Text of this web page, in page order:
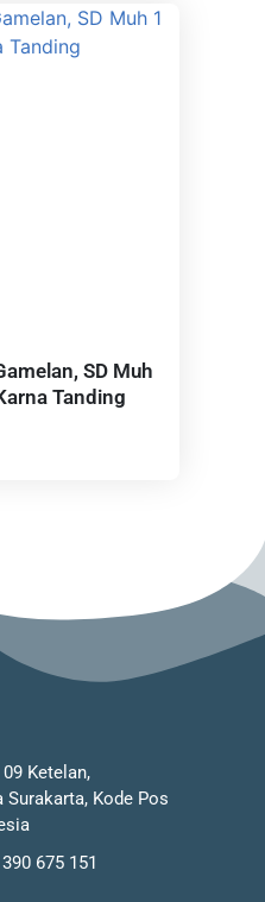
SD Muh
Tanding
Ketelan,
Surakarta, Kode Pos
675 151